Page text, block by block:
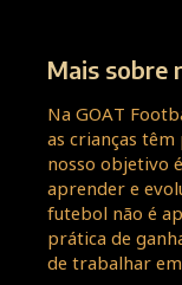
Mais sobre
Na GOAT
as crianças
nosso objetivo
aprender e
futebol não é
prática de
de trabalhar